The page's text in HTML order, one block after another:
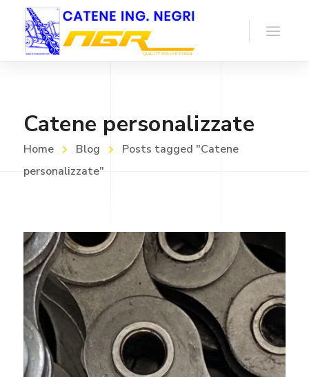
Catene personalizzate
Home Blog
Posts tagged "Catene
personalizzate"